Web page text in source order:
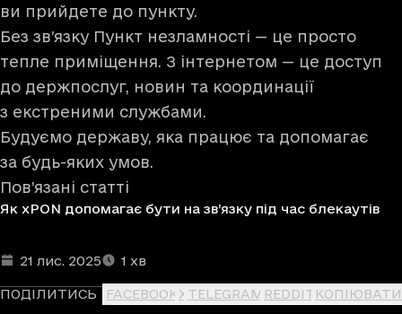
ви прийдете до пункту.
Без зв’язку Пункт незламності — це просто
тепле приміщення. З інтернетом — це доступ
до держпослуг, новин та координації
з екстреними службами.
Будуємо державу, яка працює та допомагає
за будь-яких умов.
Пов’язані статті
Як xPON допомагає бути на зв’язку під час блекаутів
Дата та час публікації
21 лис. 2025
Час читання: 1 хв
ПОДІЛИТИСЬ FACEBOOK X TELEGRAM REDDIT КОПІЮВАТИ